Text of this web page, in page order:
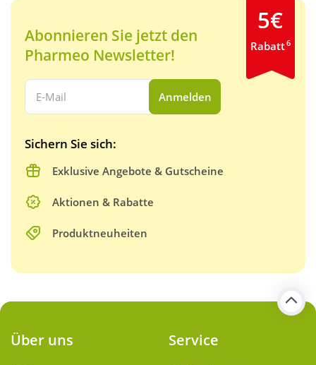
Abonnieren Sie jetzt den
Pharmeo Newsletter!
Ihre E-Mail Adresse:
Anmelden
Sichern Sie sich:
Exklusive Angebote & Gutscheine
Aktionen & Rabatte
Produktneuheiten
5€
Rabatt6
Über uns Service